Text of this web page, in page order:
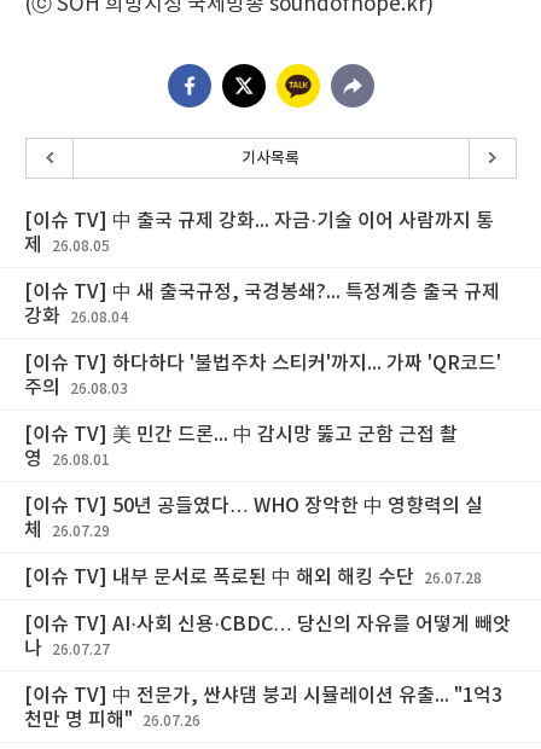
(ⓒ SOH 희망지성 국제방송 soundofhope.kr)
기사목록
[이슈 TV] 中 출국 규제 강화... 자금·기술 이어 사람까지 통
제
26.08.05
[이슈 TV] 中 새 출국규정, 국경봉쇄?... 특정계층 출국 규제
강화
26.08.04
[이슈 TV] 하다하다 '불법주차 스티커'까지... 가짜 'QR코드'
주의
26.08.03
[이슈 TV] 美 민간 드론... 中 감시망 뚫고 군함 근접 촬
영
26.08.01
[이슈 TV] 50년 공들였다… WHO 장악한 中 영향력의 실
체
26.07.29
[이슈 TV] 내부 문서로 폭로된 中 해외 해킹 수단 26.07.28
[이슈 TV] AI·사회 신용·CBDC… 당신의 자유를 어떻게 빼앗
나
26.07.27
[이슈 TV] 中 전문가, 싼샤댐 붕괴 시뮬레이션 유출... "1억3
천만 명 피해"
26.07.26